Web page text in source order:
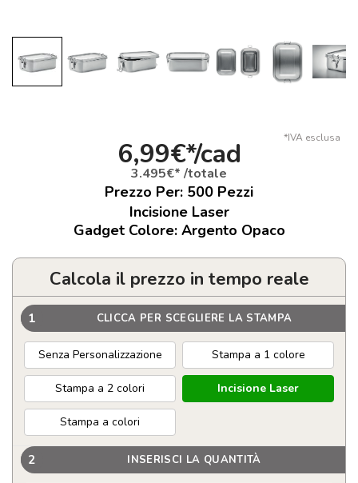
*IVA esclusa
6,99€*/cad
3.495€* /totale
Prezzo Per: 500 Pezzi
Incisione Laser
Gadget Colore: Argento Opaco
Calcola il prezzo in tempo reale
1 CLICCA PER SCEGLIERE LA STAMPA
Senza Personalizzazione Stampa a 1 colore
Stampa a 2 colori Incisione Laser
Stampa a colori
2 INSERISCI LA QUANTITÀ